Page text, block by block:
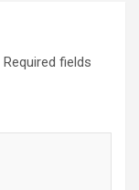
Required fields